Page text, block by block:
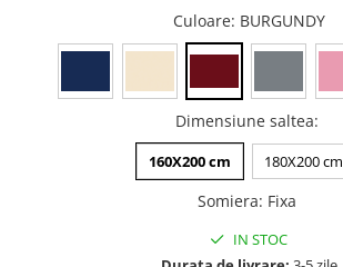
Culoare: BURGUNDY
Dimensiune saltea:
160X200 cm 180X200 cm
Somiera: Fixa
IN STOC